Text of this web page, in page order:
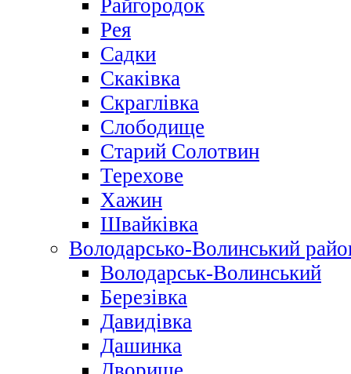
Райгородок
Рея
Садки
Скаківка
Скраглівка
Слободище
Старий Солотвин
Терехове
Хажин
Швайківка
Володарсько-Волинський
Володарськ-Волинський
Березівка
Давидівка
Дашинка